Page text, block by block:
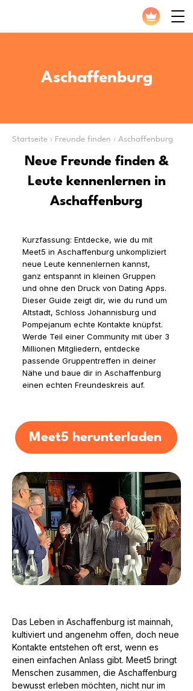
Aschaffenburg
Startseite › Freunde finden › Aschaffenburg
Neue Freunde finden &
Leute kennenlernen in
Aschaffenburg
Kurzfassung: Entdecke, wie du mit
Meet5 in Aschaffenburg unkompliziert
neue Leute kennenlernen kannst,
ganz entspannt in kleinen Gruppen
und ohne den Druck von Dating Apps.
Dieser Guide zeigt dir, wie du rund um
Altstadt, Schloss Johannisburg und
Pompejanum echte Kontakte knüpfst.
Werde Teil einer Community mit über 3
Millionen Mitgliedern, entdecke
passende Gruppentreffen in deiner
Nähe und baue dir in Aschaffenburg
einen echten Freundeskreis auf.
Meet5 herunterladen
Das Leben in Aschaffenburg ist mainnah,
kultiviert und angenehm offen, doch neue
Kontakte entstehen oft erst, wenn es
einen einfachen Anlass gibt. Meet5 bringt
Menschen zusammen, die Aschaffenburg
bewusst erleben möchten, nicht nur im